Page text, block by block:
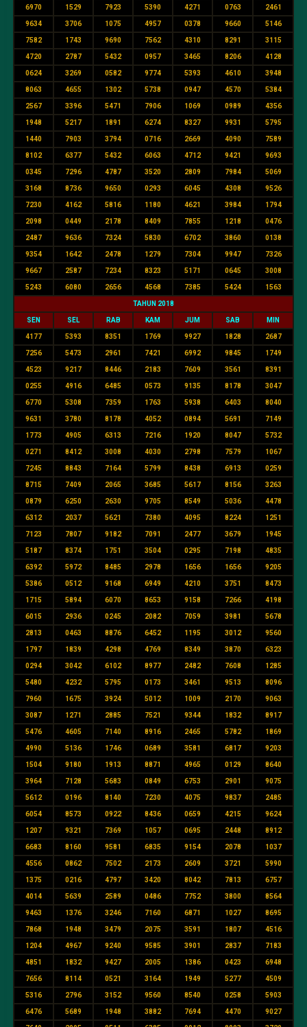
6970 1529 7923 5390 4271 0763 2461
9634 3706 1075 4957 0378 9660 5146
7582 1743 9690 7562 4310 8291 3115
4720 2787 5432 0957 3465 8206 4128
0624 3269 0582 9774 5393 4610 3948
8063 4655 1302 5738 0947 4570 5384
2567 3396 5471 7906 1069 0989 4356
1948 5217 1891 6274 8327 9931 5795
1440 7903 3794 0716 2669 4090 7589
8102 6377 5432 6063 4712 9421 9693
0345 7296 4787 3520 2809 7984 5069
3168 8736 9650 0293 6045 4308 9526
7230 4162 5816 1180 4621 3984 1794
2098 0449 2178 8409 7855 1218 0476
2487 9636 7324 5830 6702 3860 0138
9354 1642 2478 1279 7304 9947 7326
9667 2587 7234 8323 5171 0645 3008
5243 6080 2656 4568 7385 5424 1563
TAHUN 2018
SEN SEL RAB KAM JUM SAB MIN
4177 5393 8351 1769 9927 1828 2687
7256 5473 2961 7421 6992 9845 1749
4523 9217 8446 2183 7609 3561 8391
0255 4916 6485 0573 9135 8178 3047
6770 5308 7359 1763 5938 6403 8040
9631 3780 8178 4052 0894 5691 7149
1773 4905 6313 7216 1920 8047 5732
0271 8412 3008 4030 2798 7579 1067
7245 8843 7164 5799 8438 6913 0259
8715 7409 2065 3685 5617 8156 3263
0879 6250 2630 9705 8549 5036 4478
6312 2037 5621 7380 4095 8224 1251
7123 7807 9182 7091 2477 3679 1945
5187 8374 1751 3504 0295 7198 4835
6392 5972 8485 2978 1656 1656 9205
5386 0512 9168 6949 4210 3751 8473
1715 5894 6070 8653 9158 7266 4198
6015 2936 0245 2082 7059 3981 5678
2813 0463 8876 6452 1195 3012 9560
1797 1839 4298 4769 8349 3870 6323
0294 3042 6102 8977 2482 7608 1285
5480 4232 5795 0173 3461 9513 8096
7960 1675 3924 5012 1009 2170 9063
3087 1271 2885 7521 9344 1832 8917
5476 4605 7140 8916 2465 5782 1869
4990 5136 1746 0689 3581 6817 9203
1504 9180 1913 8871 4965 0129 8640
3964 7128 5683 0849 6753 2901 9075
5612 0196 8140 7230 4075 9837 2485
6054 8573 0922 8436 0659 4215 9624
1207 9321 7369 1057 0695 2448 8912
6683 8160 9581 6835 9154 2078 1037
4556 0862 7502 2173 2609 3721 5990
1375 0216 4797 3420 8042 7813 6757
4014 5639 2589 0486 7752 3800 8564
9463 1376 3246 7160 6871 1027 8695
7868 1948 3479 2075 3591 1807 4516
1204 4967 9240 9585 3901 2837 7183
4851 1832 9427 2005 1386 0423 6948
7656 8114 0521 3164 1949 5277 4509
5316 2796 3152 9560 8540 0258 5903
6476 5689 1948 3882 7694 4470 9027